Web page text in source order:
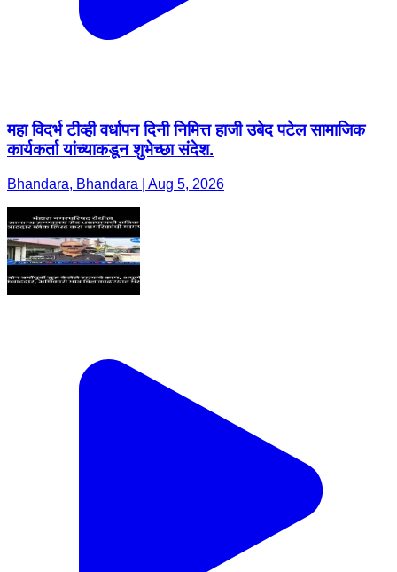
महा विदर्भ टीव्ही वर्धापन दिनी निमित्त हाजी उबेद पटेल सामाजिक
कार्यकर्ता यांच्याकडून शुभेच्छा संदेश.
Bhandara, Bhandara | Aug 5, 2026